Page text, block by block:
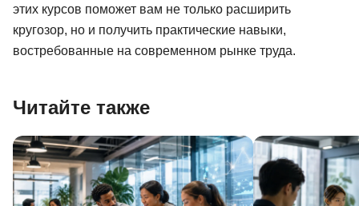
этих курсов поможет вам не только расширить
кругозор, но и получить практические навыки,
востребованные на современном рынке труда.
Читайте также